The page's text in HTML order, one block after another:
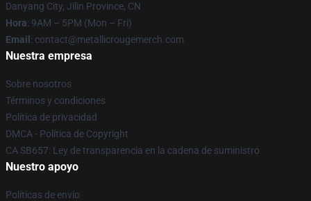
Danyang City, Jilin Province, CN
Hora: 9AM – 5PM (Mon – Fri)
Email : contact@metallicrougemerch.com
Nuestra empresa
Sobre nosotros
Términos y condiciones
Política de privacidad
DMCA - Política de Copyright
CA SB657: Ley de transparencia en la cadena de suministro
Nuestro apoyo
Políticas de envío